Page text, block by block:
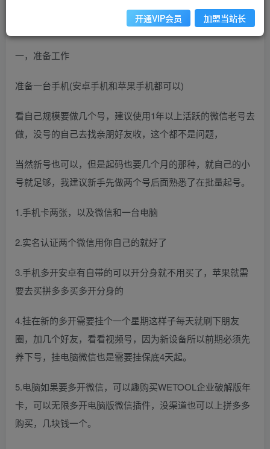
一，准备工作
准备一台手机(安卓手机和苹果手机都可以)
看自己规模要做几个号，建议使用1年以上活跃的微信老号去
做，没号的自己去找亲朋好友收，这个都不是问题，
当然新号也可以，但是起码也要几个月的那种，就自己的小
号就足够，我建议新手先做两个号后面熟悉了在批量起号。
1.手机卡两张，以及微信和一台电脑
2.实名认证两个微信用你自己的就好了
3.手机多开安卓有自带的可以开分身就不用买了，苹果就需
要去买拼多多买多开分身的
4.挂在新的多开需要挂个一个星期这样子每天就刷下朋友
圈，加几个好友，看看视频号，因为新设备所以前期必须先
养下号，挂电脑微信也是需要挂保底4天起。
5.电脑如果要多开微信，可以趣购买WETOOL企业破解版年
卡，可以无限多开电脑版微信插件，没渠道也可以上拼多多
购买，几块钱一个。
开通VIP会员 加盟当站长